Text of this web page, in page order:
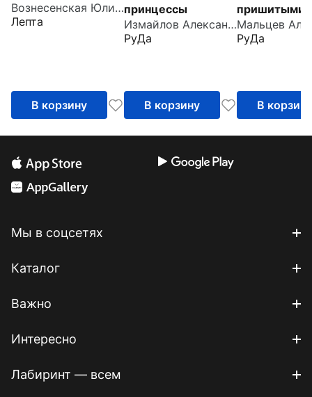
Вознесенская Юлия Николаевна
Лепта
В корзину
принцессы
Измайлов Александр
РуДа
В корзину
пришитыми
пальцами
РуДа
В корзину
Мы в соцсетях
Каталог
Важно
Интересно
Лабиринт — всем